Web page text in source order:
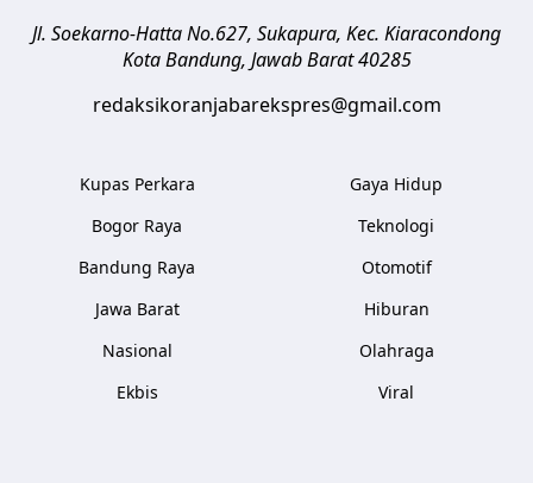
Jl. Soekarno-Hatta No.627, Sukapura, Kec. Kiaracondong
Kota Bandung, Jawab Barat 40285
redaksikoranjabarekspres@gmail.com
Kupas Perkara
Bogor Raya
Bandung Raya
Jawa Barat
Nasional
Ekbis
Gaya Hidup
Teknologi
Otomotif
Hiburan
Olahraga
Viral